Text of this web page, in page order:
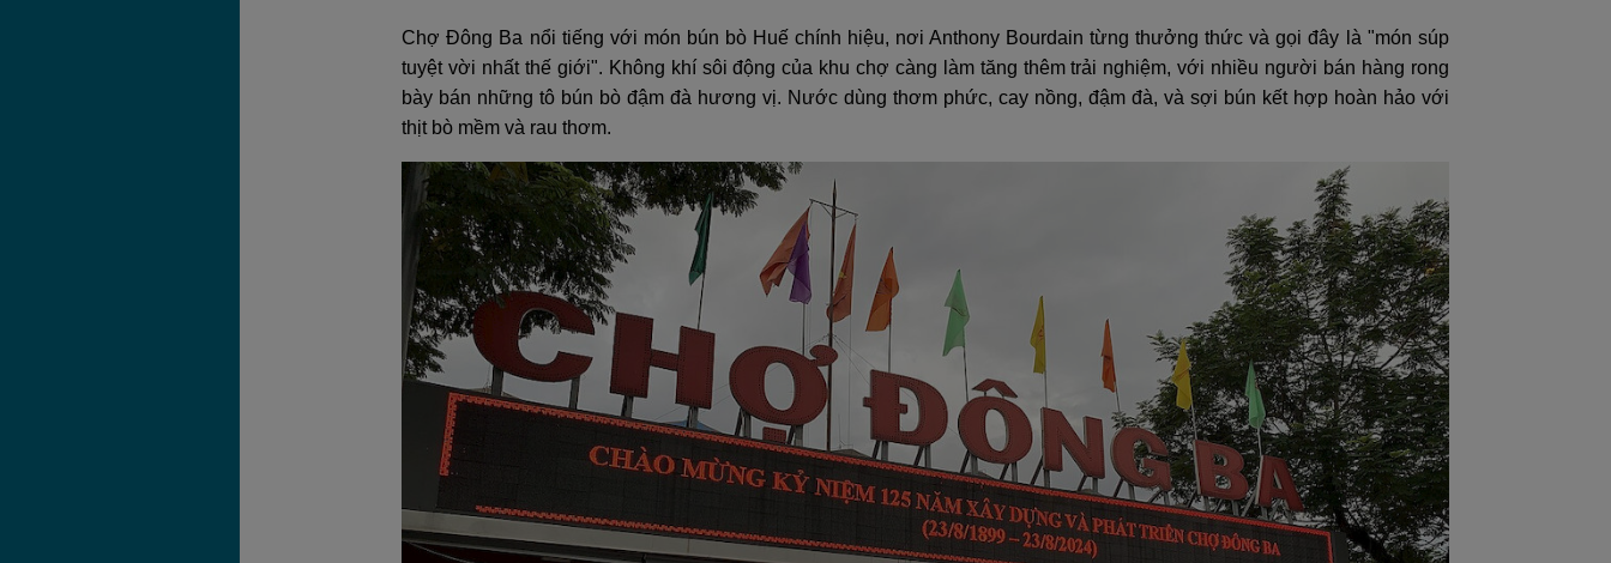
Chợ Đông Ba nổi tiếng với món bún bò Huế chính hiệu, nơi Anthony Bourdain từng thưởng thức và gọi đây là "món súp
tuyệt vời nhất thế giới". Không khí sôi động của khu chợ càng làm tăng thêm trải nghiệm, với nhiều người bán hàng rong
bày bán những tô bún bò đậm đà hương vị. Nước dùng thơm phức, cay nồng, đậm đà, và sợi bún kết hợp hoàn hảo với
thịt bò mềm và rau thơm.